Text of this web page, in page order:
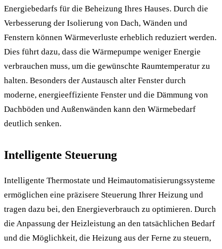
Energiebedarfs für die Beheizung Ihres Hauses. Durch die
Verbesserung der Isolierung von Dach, Wänden und
Fenstern können Wärmeverluste erheblich reduziert werden.
Dies führt dazu, dass die Wärmepumpe weniger Energie
verbrauchen muss, um die gewünschte Raumtemperatur zu
halten. Besonders der Austausch alter Fenster durch
moderne, energieeffiziente Fenster und die Dämmung von
Dachböden und Außenwänden kann den Wärmebedarf
deutlich senken.
Intelligente Steuerung
Intelligente Thermostate und Heimautomatisierungssysteme
ermöglichen eine präzisere Steuerung Ihrer Heizung und
tragen dazu bei, den Energieverbrauch zu optimieren. Durch
die Anpassung der Heizleistung an den tatsächlichen Bedarf
und die Möglichkeit, die Heizung aus der Ferne zu steuern,